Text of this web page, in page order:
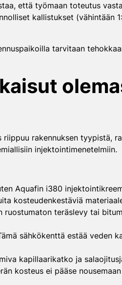
että työmaan toteutus
kallistukset (vähintään
tarvitaan
rakennuksen tyypistä,
injektointimenetelmiin.
Aquafin i380
kosteudenkestäviä
ruostumaton teräslevy tai
sähkökenttä estää veden
kapillaarikatko ja
kosteus ei pääse